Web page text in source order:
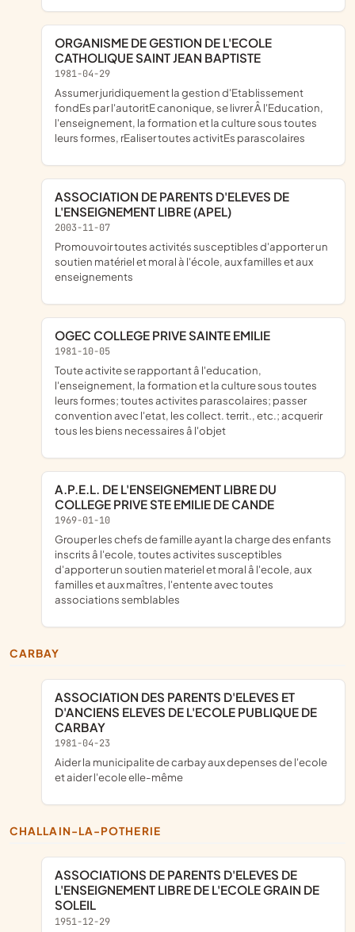
ORGANISME DE GESTION DE L'ECOLE
CATHOLIQUE SAINT JEAN BAPTISTE
1981-04-29
Assumer juridiquement la gestion d'Etablissement
fondEs par l'autoritE canonique, se livrer Â l'Education,
l'enseignement, la formation et la culture sous toutes
leurs formes, rEaliser toutes activitEs parascolaires
ASSOCIATION DE PARENTS D'ELEVES DE
L'ENSEIGNEMENT LIBRE (APEL)
2003-11-07
promouvoir toutes activités susceptibles d'apporter un
soutien matériel et moral à l'école, aux familles et aux
enseignements
OGEC COLLEGE PRIVE SAINTE EMILIE
1981-10-05
toute activite se rapportant â l'education,
l'enseignement, la formation et la culture sous toutes
leurs formes; toutes activites parascolaires; passer
convention avec l'etat, les collect. territ., etc.; acquerir
tous les biens necessaires â l'objet
A.P.E.L. DE L'ENSEIGNEMENT LIBRE DU
COLLEGE PRIVE STE EMILIE DE CANDE
1969-01-10
grouper les chefs de famille ayant la charge des enfants
inscrits â l'ecole, toutes activites susceptibles
d'apporter un soutien materiel et moral â l'ecole, aux
familles et aux maîtres, l'entente avec toutes
associations semblables
CARBAY
ASSOCIATION DES PARENTS D'ELEVES ET
D'ANCIENS ELEVES DE L'ECOLE PUBLIQUE DE
CARBAY
1981-04-23
aider la municipalite de carbay aux depenses de l'ecole
et aider l'ecole elle-même
CHALLAIN-LA-POTHERIE
ASSOCIATIONS DE PARENTS D'ELEVES DE
L'ENSEIGNEMENT LIBRE DE L'ECOLE GRAIN DE
SOLEIL
1951-12-29